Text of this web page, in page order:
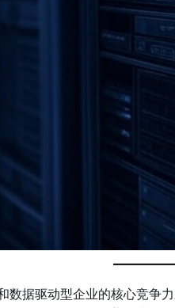
数据驱动型企业的核心竞争力